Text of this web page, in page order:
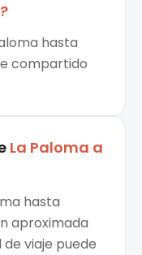
?
hasta
compartido
La Paloma a
hasta
aproximada
de viaje puede